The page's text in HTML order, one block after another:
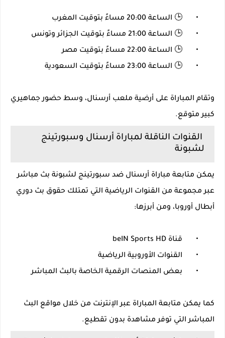
•
🕒 الساعة 20:00 مساءً بتوقيت المغرب
•
🕒 الساعة 21:00 مساءً بتوقيت الجزائر وتونس
•
🕒 الساعة 22:00 مساءً بتوقيت مصر
•
🕒 الساعة 23:00 مساءً بتوقيت السعودية
وتقام المباراة على أرضية ملعب أرسنال، وسط حضور جماهيري
كبير متوقع.
القنوات الناقلة لمباراة أرسنال وسبورتينج
لشبونة
يمكن متابعة مباراة أرسنال ضد سبورتينج لشبونة بث مباشر
عبر مجموعة من القنوات الرياضية التي تمتلك حقوق بث دوري
أبطال أوروبا، ومن أبرزها:
•
قناة beIN Sports HD
•
القنوات الأوروبية الرياضية
•
بعض المنصات الرقمية الخاصة بالبث المباشر
كما يمكن متابعة المباراة عبر الإنترنت من خلال مواقع البث
المباشر التي توفر مشاهدة بدون تقطيع.